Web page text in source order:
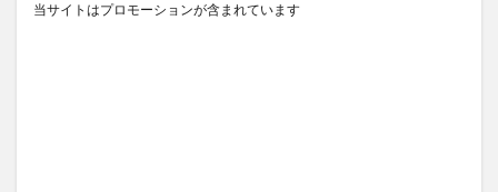
当サイトはプロモーションが含まれています